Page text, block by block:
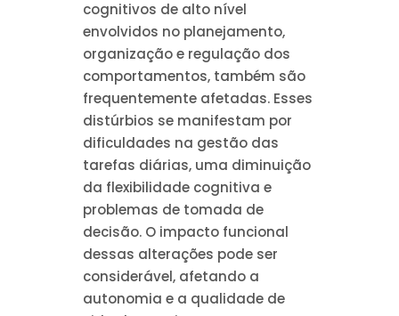
cognitivos de alto nível
envolvidos no planejamento,
organização e regulação dos
comportamentos, também são
frequentemente afetadas. Esses
distúrbios se manifestam por
dificuldades na gestão das
tarefas diárias, uma diminuição
da flexibilidade cognitiva e
problemas de tomada de
decisão. O impacto funcional
dessas alterações pode ser
considerável, afetando a
autonomia e a qualidade de